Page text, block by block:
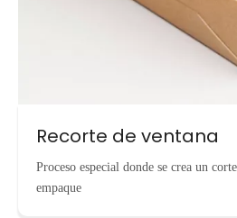
Recorte de ventana
Proceso especial donde se crea un
empaque